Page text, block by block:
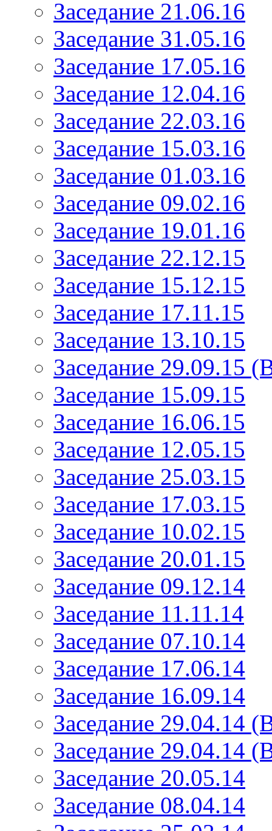
Заседание 21.06.16
Заседание 31.05.16
Заседание 17.05.16
Заседание 12.04.16
Заседание 22.03.16
Заседание 15.03.16
Заседание 01.03.16
Заседание 09.02.16
Заседание 19.01.16
Заседание 22.12.15
Заседание 15.12.15
Заседание 17.11.15
Заседание 13.10.15
Заседание 29.09.15
Заседание 15.09.15
Заседание 16.06.15
Заседание 12.05.15
Заседание 25.03.15
Заседание 17.03.15
Заседание 10.02.15
Заседание 20.01.15
Заседание 09.12.14
Заседание 11.11.14
Заседание 07.10.14
Заседание 17.06.14
Заседание 16.09.14
Заседание 29.04.14
Заседание 29.04.14
Заседание 20.05.14
Заседание 08.04.14